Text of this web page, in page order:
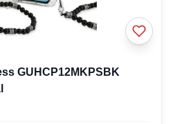
GUHCP12MKPSBK